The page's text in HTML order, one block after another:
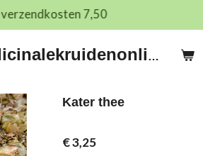
Medicinalekruidenonline.nl
verzendkosten 7,50
Kater thee
€ 3,25